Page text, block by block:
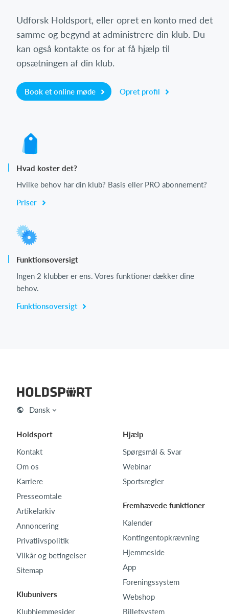
Udforsk Holdsport, eller opret en konto med det
samme og begynd at administrere din klub. Du
kan også kontakte os for at få hjælp til
opsætningen af din klub.
Book et online møde Opret profil
Hvad koster det?
Hvilke behov har din klub? Basis eller PRO abonnement?
Priser
Funktionsoversigt
Ingen 2 klubber er ens. Vores funktioner dækker dine
behov.
Funktionsoversigt
Dansk
Holdsport
Kontakt
Om os
Karriere
Presseomtale
Artikelarkiv
Annoncering
Privatlivspolitik
Vilkår og betingelser
Sitemap
Klubunivers
Klubhjemmesider
Hjælp
Spørgsmål & Svar
Webinar
Sportsregler
Fremhævede funktioner
Kalender
Kontingentopkrævning
Hjemmeside
App
Foreningssystem
Webshop
Billetsystem